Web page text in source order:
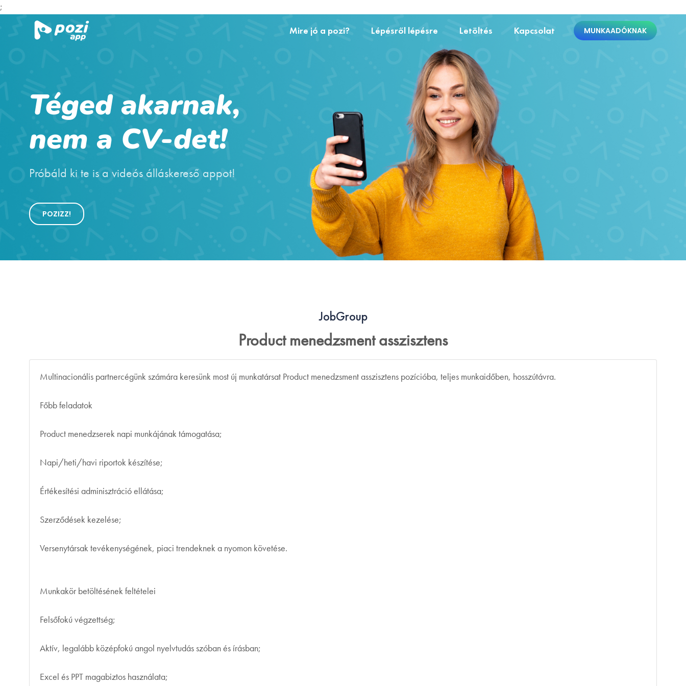
;
Mire jó a pozi? Lépésről lépésre Letöltés Kapcsolat MUNKAADÓKNAK
Téged akarnak,
nem a CV-det!
Próbáld ki te is a videós álláskereső appot!
POZIZZ!
JobGroup
Product menedzsment asszisztens
Multinacionális partnercégünk számára keresünk most új munkatársat Product menedzsment asszisztens pozícióba, teljes munkaidőben, hosszútávra.
Főbb feladatok
Product menedzserek napi munkájának támogatása;
Napi/heti/havi riportok készítése;
Értékesítési adminisztráció ellátása;
Szerződések kezelése;
Versenytársak tevékenységének, piaci trendeknek a nyomon követése.
Munkakör betöltésének feltételei
Felsőfokú végzettség;
Aktív, legalább középfokú angol nyelvtudás szóban és írásban;
Excel és PPT magabiztos használata;